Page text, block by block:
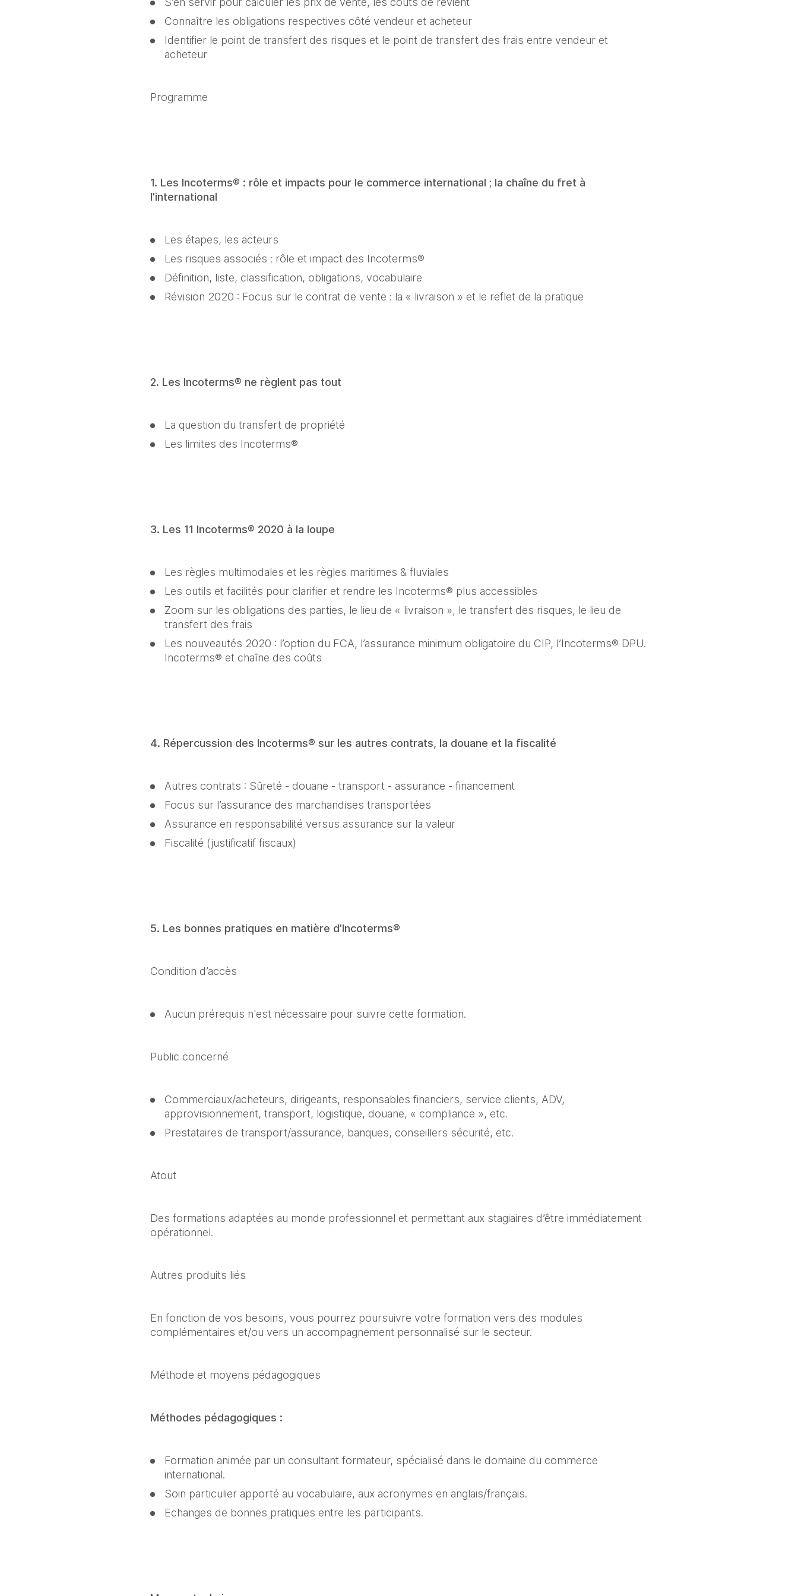
Connaître les obligations respectives côté vendeur et acheteur
Identifier le point de transfert des risques et le point de transfert des frais entre vendeur et
acheteur
Programme
1. Les Incoterms® : rôle et impacts pour le commerce international ; la chaîne du fret à
l’international
Les étapes, les acteurs
Les risques associés : rôle et impact des Incoterms®
Définition, liste, classification, obligations, vocabulaire
Révision 2020 : Focus sur le contrat de vente : la « livraison » et le reflet de la pratique
2. Les Incoterms® ne règlent pas tout
La question du transfert de propriété
Les limites des Incoterms®
3. Les 11 Incoterms® 2020 à la loupe
Les règles multimodales et les règles maritimes & fluviales
Les outils et facilités pour clarifier et rendre les Incoterms® plus accessibles
Zoom sur les obligations des parties, le lieu de « livraison », le transfert des risques, le lieu de
transfert des frais
Les nouveautés 2020 : l’option du FCA, l’assurance minimum obligatoire du CIP, l’Incoterms® DPU.
Incoterms® et chaîne des coûts
4. Répercussion des Incoterms® sur les autres contrats, la douane et la fiscalité
Autres contrats : Sûreté - douane - transport - assurance - financement
Focus sur l’assurance des marchandises transportées
Assurance en responsabilité versus assurance sur la valeur
Fiscalité (justificatif fiscaux)
5. Les bonnes pratiques en matière d’Incoterms®
Condition d’accès
Aucun prérequis n'est nécessaire pour suivre cette formation.
Public concerné
Commerciaux/acheteurs, dirigeants, responsables financiers, service clients, ADV,
approvisionnement, transport, logistique, douane, « compliance », etc.
Prestataires de transport/assurance, banques, conseillers sécurité, etc.
Atout
Des formations adaptées au monde professionnel et permettant aux stagiaires d’être immédiatement
opérationnel.
Autres produits liés
En fonction de vos besoins, vous pourrez poursuivre votre formation vers des modules
complémentaires et/ou vers un accompagnement personnalisé sur le secteur.
Méthode et moyens pédagogiques
Méthodes pédagogiques :
Formation animée par un consultant formateur, spécialisé dans le domaine du commerce
international.
Soin particulier apporté au vocabulaire, aux acronymes en anglais/français.
Echanges de bonnes pratiques entre les participants.